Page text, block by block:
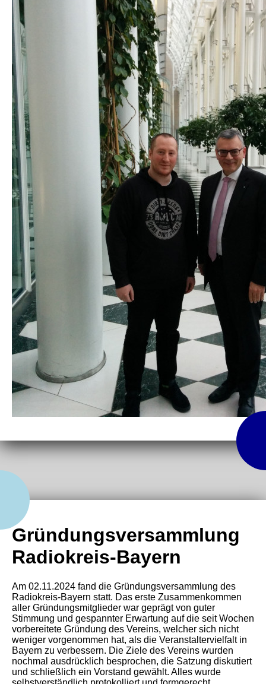
Gründungsversammlung
Radiokreis-Bayern
Am 02.11.2024 fand die Gründungsversammlung des
Radiokreis-Bayern statt. Das erste Zusammenkommen
aller Gründungsmitglieder war geprägt von guter
Stimmung und gespannter Erwartung auf die seit Wochen
vorbereitete Gründung des Vereins, welcher sich nicht
weniger vorgenommen hat, als die Veranstaltervielfalt in
Bayern zu verbessern. Die Ziele des Vereins wurden
nochmal ausdrücklich besprochen, die Satzung diskutiert
und schließlich ein Vorstand gewählt. Alles wurde